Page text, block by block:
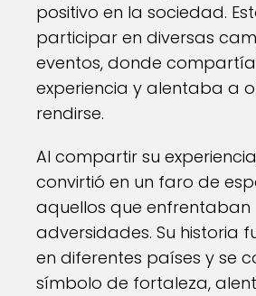
positivo en la sociedad.
participar en diversas
eventos, donde
experiencia y alentaba a
rendirse.
Al compartir su
convirtió en un faro de
aquellos que enfrentaban
adversidades. Su historia
en diferentes países y se
símbolo de fortaleza,